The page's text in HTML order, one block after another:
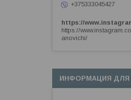
+375333045427
https://
https://
anovichi/
ИНФОРМАЦИЯ ДЛЯ